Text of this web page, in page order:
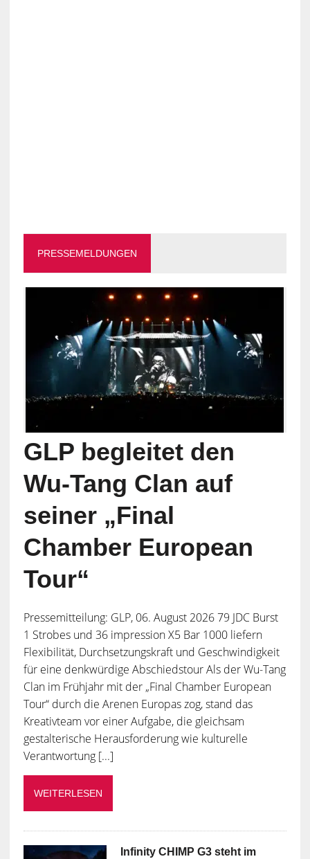
PRESSEMELDUNGEN
GLP begleitet den
Wu-Tang Clan auf
seiner „Final
Chamber European
Tour“
Pressemitteilung: GLP, 06. August 2026 79 JDC Burst
1 Strobes und 36 impression X5 Bar 1000 liefern
Flexibilität, Durchsetzungskraft und Geschwindigkeit
für eine denkwürdige Abschiedstour Als der Wu-Tang
Clan im Frühjahr mit der „Final Chamber European
Tour“ durch die Arenen Europas zog, stand das
Kreativteam vor einer Aufgabe, die gleichsam
gestalterische Herausforderung wie kulturelle
Verantwortung [...]
WEITERLESEN
Infinity CHIMP G3 steht im